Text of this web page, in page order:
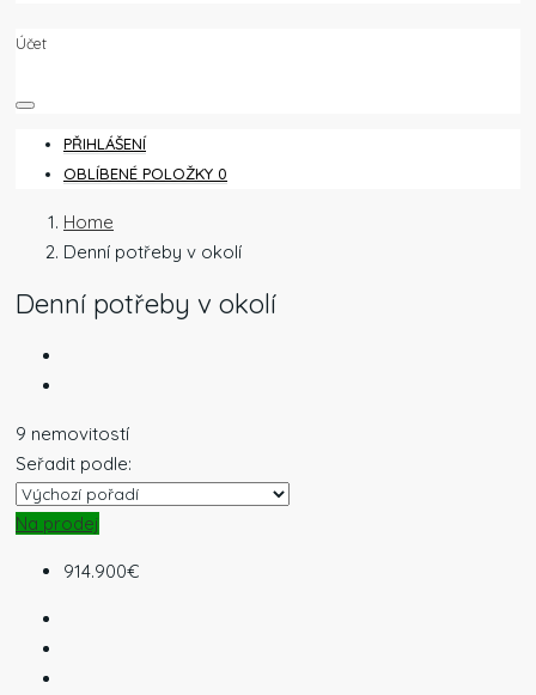
Účet
PŘIHLÁŠENÍ
OBLÍBENÉ POLOŽKY 0
Home
Denní potřeby v okolí
Denní potřeby v okolí
9 nemovitostí
Seřadit podle:
Na prodej
914.900€